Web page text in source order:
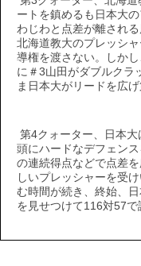
ートを鎮めるも日本大
わじわと点差が離され
北海道教大のプレッシ
導権を渡さない。しか
に＃3山田がダブルクラ
ま日本大がリードを広
第4クォーター、日本
頭にハードなデフェン
の連続得点などで点差
しいプレッシャーを受
む時間が続き、終始、
を見せつけて116対57で